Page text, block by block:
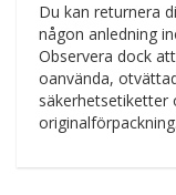
Du kan returnera
någon anledning
Observera dock
oanvända,
säkerhetsetiketter
originalförpackning.